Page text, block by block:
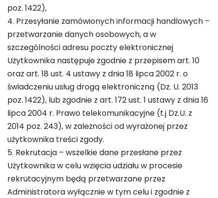
poz. 1422),
4. Przesyłanie zamówionych informacji handlowych –
przetwarzanie danych osobowych, a w
szczególności adresu poczty elektronicznej
Użytkownika następuje zgodnie z przepisem art. 10
oraz art. 18 ust. 4 ustawy z dnia 18 lipca 2002 r. o
świadczeniu usług drogą elektroniczną (Dz. U. 2013
poz. 1422), lub zgodnie z art. 172 ust. 1 ustawy z dnia 16
lipca 2004 r. Prawo telekomunikacyjne (t.j Dz.U. z
2014 poz. 243), w zależności od wyrażonej przez
użytkownika treści zgody.
5. Rekrutacja – wszelkie dane przesłane przez
Użytkownika w celu wzięcia udziału w procesie
rekrutacyjnym będą przetwarzane przez
Administratora wyłącznie w tym celu i zgodnie z